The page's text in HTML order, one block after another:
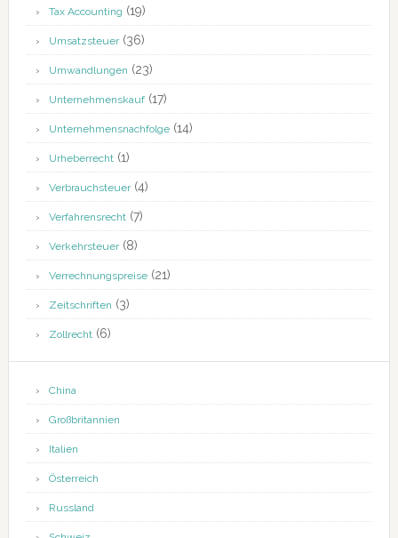
Tax Accounting (19)
Umsatzsteuer(36)
Umwandlungen (23)
Unternehmenskauf(17)
Unternehmensnachfolge(14)
Urheberrecht(1)
Verbrauchsteuer(4)
Verfahrensrecht(7)
Verkehrsteuer(8)
Verrechnungspreise(21)
Zeitschriften (3)
Zollrecht(6)
China
Großbritannien
Italien
Österreich
Russland